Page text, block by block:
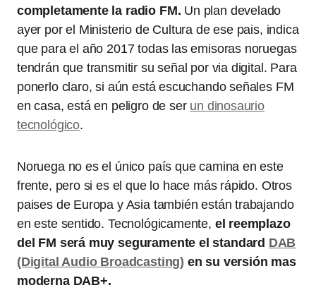
completamente la radio FM. Un plan develado
ayer por el Ministerio de Cultura de ese pais, indica
que para el año 2017 todas las emisoras noruegas
tendrán que transmitir su señal por via digital. Para
ponerlo claro, si aún está escuchando señales FM
en casa, está en peligro de ser un dinosaurio
tecnológico.
Noruega no es el único país que camina en este
frente, pero si es el que lo hace más rápido. Otros
paises de Europa y Asia también están trabajando
en este sentido. Tecnológicamente, el reemplazo
del FM será muy seguramente el standard DAB
(Digital Audio Broadcasting) en su versión mas
moderna DAB+.